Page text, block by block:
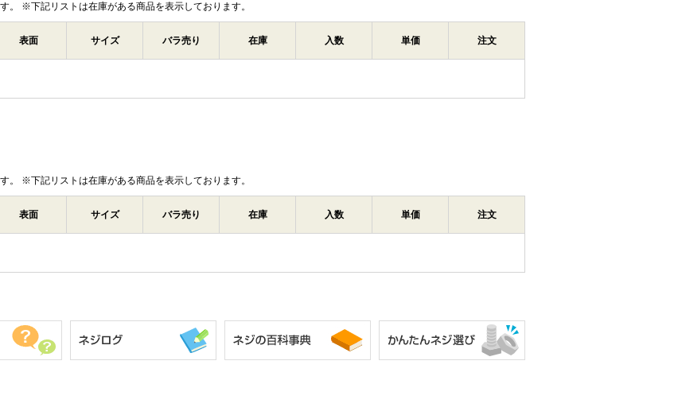
※下記リストは在庫がある商品を表示しております。
表面 サイズ バラ売り 在庫 入数 単価 注文
※下記リストは在庫がある商品を表示しております。
表面 サイズ バラ売り 在庫 入数 単価 注文